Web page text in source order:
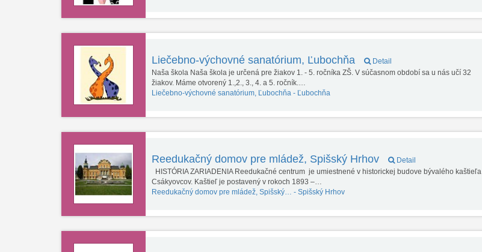
Liečebno-výchovné sanatórium, Ľubochňa
Detail
Naša škola Naša škola je určená pre žiakov 1. - 5. ročníka ZŠ. V súčasnom období sa u nás učí 32
žiakov. Máme otvorený 1.,2., 3., 4. a 5. ročník.…
Liečebno-výchovné sanatórium, Ľubochňa - Ľubochňa
Reedukačný domov pre mládež, Spišský Hrhov
Detail
HISTÓRIA ZARIADENIA Reedukačné centrum je umiestnené v historickej budove bývalého kaštieľa
Csákyovcov. Kaštieľ je postavený v rokoch 1893 –…
Reedukačný domov pre mládež, Spišský… - Spišský Hrhov